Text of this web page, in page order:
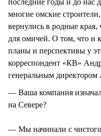
многие омские
вернулись в родные
для омичей. О том, что и
планы и перспективы у
корреспондент «КВ»
генеральным
— Ваша компания
на Севере?
— Мы начинали с